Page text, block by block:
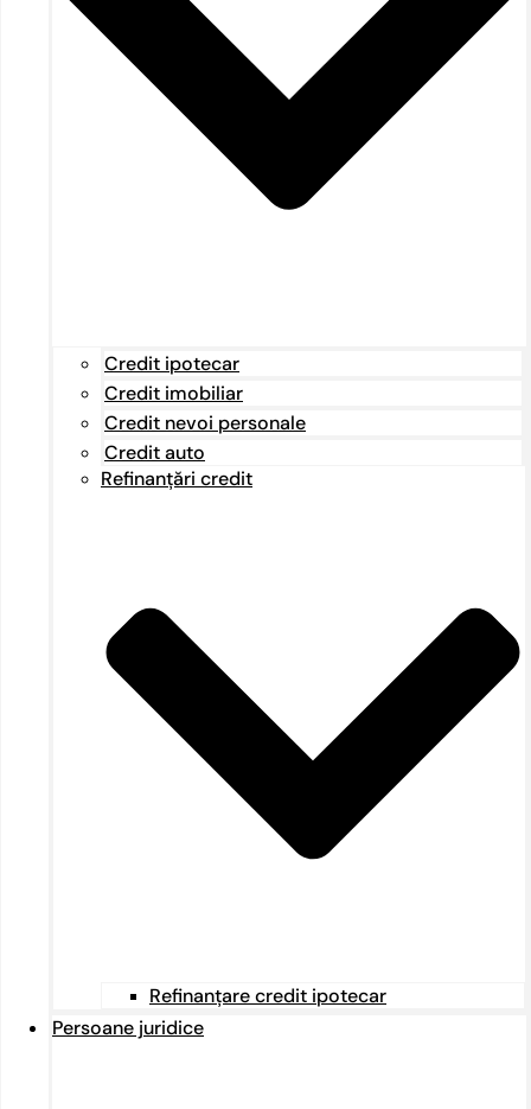
Credit ipotecar
Credit imobiliar
Credit nevoi personale
Credit auto
Refinanțări credit
Refinanțare credit ipotecar
Persoane juridice